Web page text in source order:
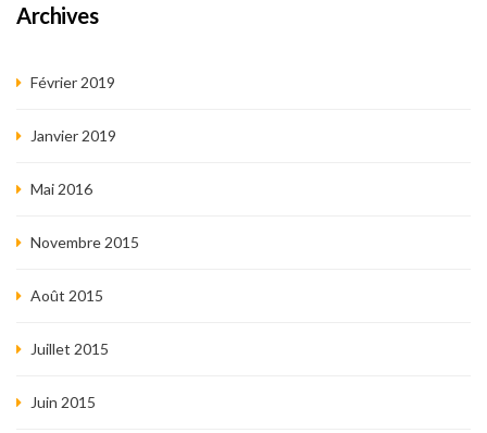
Archives
Février 2019
Janvier 2019
Mai 2016
Novembre 2015
Août 2015
Juillet 2015
Juin 2015